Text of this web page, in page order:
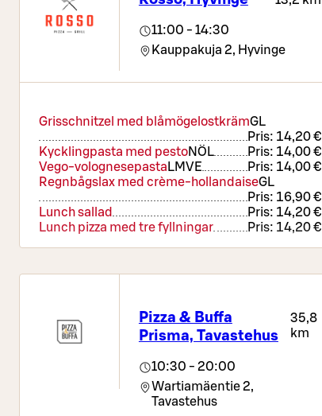
11:00 - 14:30
Kauppakuja 2, Hyvinge
Grisschnitzel med blåmögelostkrämGL
Pris: 14,20 €
Kycklingpasta med pestoNÖ L Pris: 14,00 €
Vego-volognesepasta LMVE Pris: 14,00 €
Regnbågslax med crème-hollandaiseGL
Pris: 16,90 €
Lunch sallad
Pris: 14,20 €
Lunch pizza med tre fyllningar
Pris: 14,20 €
Pizza & Buffa
Prisma, Tavastehus
35,8
km
10:30 - 20:00
Wartiamäentie 2,
Tavastehus